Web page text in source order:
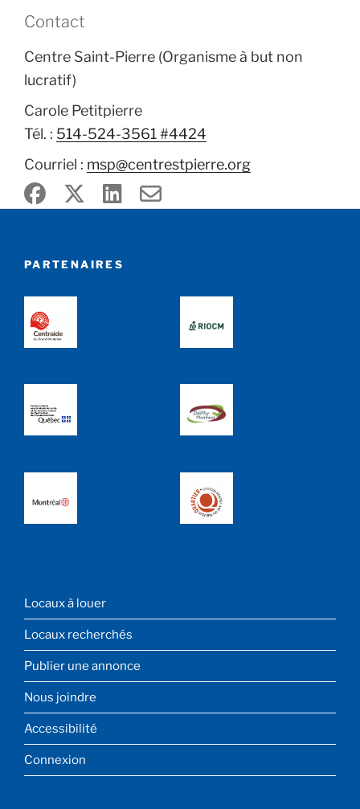
Contact
Centre Saint-Pierre (Organisme à but non
lucratif)
Carole Petitpierre
Tél. : 514-524-3561 #4424
Courriel : msp@centrestpierre.org
PARTENAIRES
DE
PIED
DE
PAGE
Locaux à louer
Locaux recherchés
Publier une annonce
Nous joindre
Accessibilité
Connexion